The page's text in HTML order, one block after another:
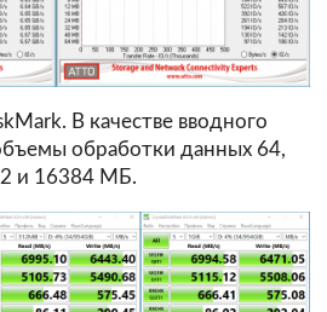
В качестве вводного
обработки данных 64,
и 16384 МБ.